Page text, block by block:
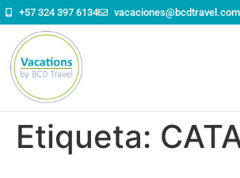
contenido
+57 324 397 6134
Etiqueta: